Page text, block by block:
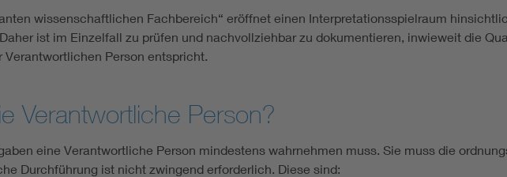
wissenschaftlichen Fachbereich“ eröffnet einen Interpretationsspielraum
ist im Einzelfall zu prüfen und nachvollziehbar zu dokumentieren, inwieweit die
Verantwortlichen Person entspricht.
Verantwortliche Person?
eine Verantwortliche Person mindestens wahrnehmen muss. Sie muss die
Durchführung ist nicht zwingend erforderlich. Diese sind: